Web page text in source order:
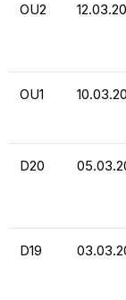
OU2
OU1
D20
D19